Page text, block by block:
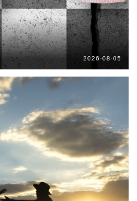
2026-08-05